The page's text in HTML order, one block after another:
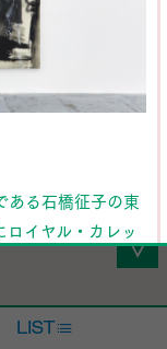
る石橋征子の東
イヤル・カレッ
ンを拠点に活動。
ヘン）、セック
LIST